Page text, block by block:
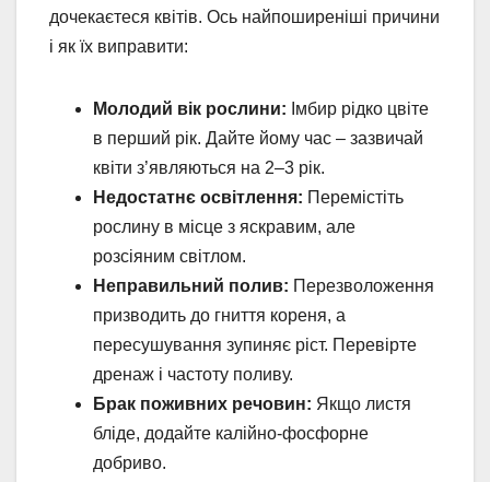
дочекаєтеся квітів. Ось найпоширеніші причини
і як їх виправити:
Молодий вік рослини: Імбир рідко цвіте
в перший рік. Дайте йому час – зазвичай
квіти з’являються на 2–3 рік.
Недостатнє освітлення: Перемістіть
рослину в місце з яскравим, але
розсіяним світлом.
Неправильний полив: Перезволоження
призводить до гниття кореня, а
пересушування зупиняє ріст. Перевірте
дренаж і частоту поливу.
Брак поживних речовин: Якщо листя
бліде, додайте калійно-фосфорне
добриво.